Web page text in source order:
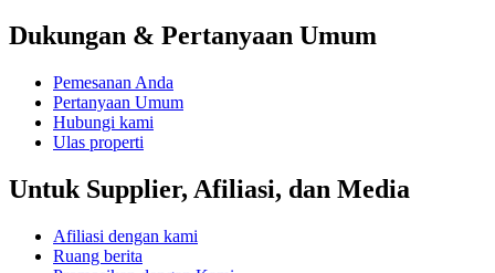
Dukungan & Pertanyaan Umum
Pemesanan Anda
Pertanyaan Umum
Hubungi kami
Ulas properti
Untuk Supplier, Afiliasi, dan Media
Afiliasi dengan kami
Ruang berita